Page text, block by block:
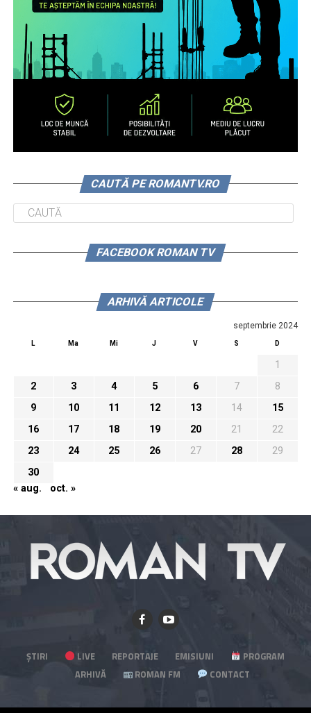
CAUTĂ PE ROMANTV.RO
FACEBOOK ROMAN TV
ARHIVĂ ARTICOLE
septembrie 2024
L Ma Mi J V S D
1
2
3 4 5 6 7
8
9
10 11 12 13 14
15
16
17 18 19 20 21
22
23
24 25 26 27 28
29
30
« aug.
oct. »
ȘTIRI LIVE REPORTAJE EMISIUNI
PROGRAM
ARHIVĂ
ROMAN FM CONTACT